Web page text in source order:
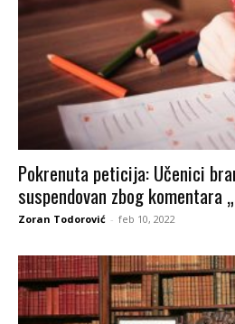
Pokrenuta peticija: Učenici
suspendovan zbog komentara
Zoran Todorović - feb 10, 2022